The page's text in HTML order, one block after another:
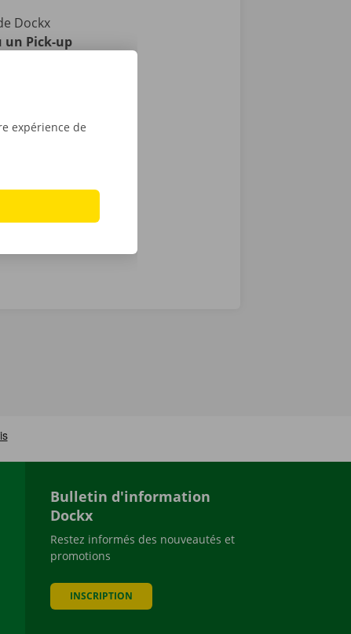
Dockx
un Pick-up
publics.
pour
Bulletin d'information
Dockx
Restez informés des nouveautés et
promotions
INSCRIPTION
expérience de